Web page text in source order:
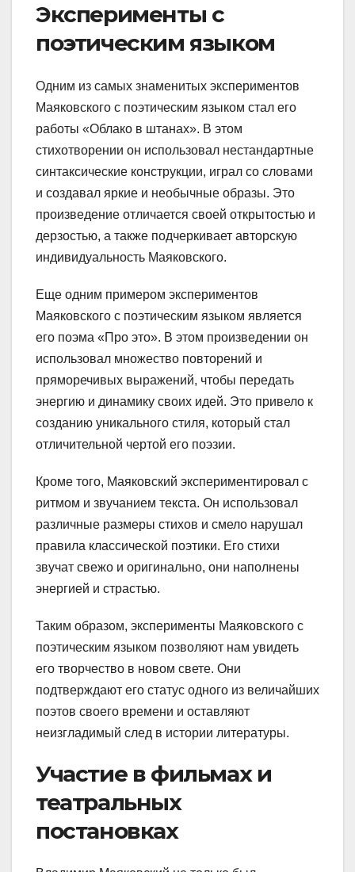
Эксперименты с
поэтическим языком
Одним из самых знаменитых экспериментов
Маяковского с поэтическим языком стал его
работы «Облако в штанах». В этом
стихотворении он использовал нестандартные
синтаксические конструкции, играл со словами
и создавал яркие и необычные образы. Это
произведение отличается своей открытостью и
дерзостью, а также подчеркивает авторскую
индивидуальность Маяковского.
Еще одним примером экспериментов
Маяковского с поэтическим языком является
его поэма «Про это». В этом произведении он
использовал множество повторений и
пряморечивых выражений, чтобы передать
энергию и динамику своих идей. Это привело к
созданию уникального стиля, который стал
отличительной чертой его поэзии.
Кроме того, Маяковский экспериментировал с
ритмом и звучанием текста. Он использовал
различные размеры стихов и смело нарушал
правила классической поэтики. Его стихи
звучат свежо и оригинально, они наполнены
энергией и страстью.
Таким образом, эксперименты Маяковского с
поэтическим языком позволяют нам увидеть
его творчество в новом свете. Они
подтверждают его статус одного из величайших
поэтов своего времени и оставляют
неизгладимый след в истории литературы.
Участие в фильмах и
театральных
постановках